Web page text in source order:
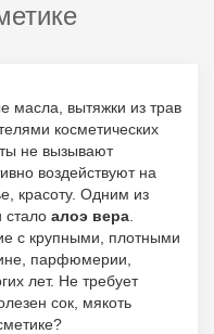
масла, вытяжки из трав
косметических
не вызывают
воздействуют на
красоту. Одним из
стало алоэ вера
с крупными, плотными
парфюмерии,
лет. Не требует
сок, мякоть